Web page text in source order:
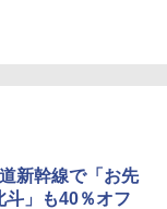
プレー 熊スプレー
クマ対策スプレー 30
新幹線で「お先
斗」も40％オフ